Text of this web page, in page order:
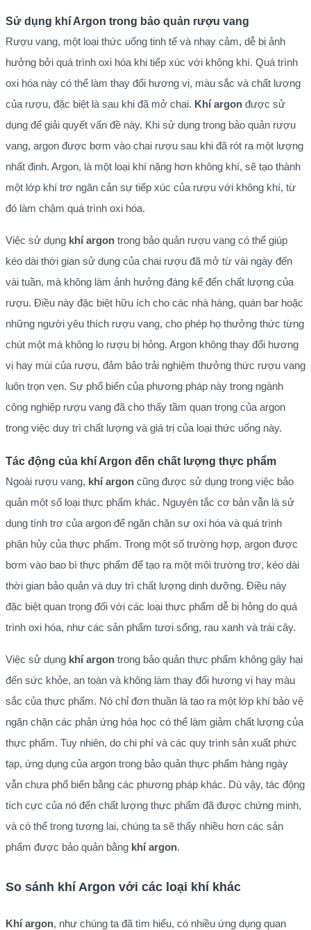
Sử dụng khí Argon trong bảo quản rượu vang
Rượu vang, một loại thức uống tinh tế và nhạy cảm, dễ bị ảnh
hưởng bởi quá trình oxi hóa khi tiếp xúc với không khí. Quá trình
oxi hóa này có thể làm thay đổi hương vị, màu sắc và chất lượng
của rượu, đặc biệt là sau khi đã mở chai. Khí argon được sử
dụng để giải quyết vấn đề này. Khi sử dụng trong bảo quản rượu
vang, argon được bơm vào chai rượu sau khi đã rót ra một lượng
nhất định. Argon, là một loại khí nặng hơn không khí, sẽ tạo thành
một lớp khí trơ ngăn cản sự tiếp xúc của rượu với không khí, từ
đó làm chậm quá trình oxi hóa.
Việc sử dụng khí argon trong bảo quản rượu vang có thể giúp
kéo dài thời gian sử dụng của chai rượu đã mở từ vài ngày đến
vài tuần, mà không làm ảnh hưởng đáng kể đến chất lượng của
rượu. Điều này đặc biệt hữu ích cho các nhà hàng, quán bar hoặc
những người yêu thích rượu vang, cho phép họ thưởng thức từng
chút một mà không lo rượu bị hỏng. Argon không thay đổi hương
vị hay mùi của rượu, đảm bảo trải nghiệm thưởng thức rượu vang
luôn trọn vẹn. Sự phổ biến của phương pháp này trong ngành
công nghiệp rượu vang đã cho thấy tầm quan trọng của argon
trong việc duy trì chất lượng và giá trị của loại thức uống này.
Tác động của khí Argon đến chất lượng thực phẩm
Ngoài rượu vang, khí argon cũng được sử dụng trong việc bảo
quản một số loại thực phẩm khác. Nguyên tắc cơ bản vẫn là sử
dụng tính trơ của argon để ngăn chặn sự oxi hóa và quá trình
phân hủy của thực phẩm. Trong một số trường hợp, argon được
bơm vào bao bì thực phẩm để tạo ra một môi trường trơ, kéo dài
thời gian bảo quản và duy trì chất lượng dinh dưỡng. Điều này
đặc biệt quan trọng đối với các loại thực phẩm dễ bị hỏng do quá
trình oxi hóa, như các sản phẩm tươi sống, rau xanh và trái cây.
Việc sử dụng khí argon trong bảo quản thực phẩm không gây hại
đến sức khỏe, an toàn và không làm thay đổi hương vị hay màu
sắc của thực phẩm. Nó chỉ đơn thuần là tạo ra một lớp khí bảo vệ
ngăn chặn các phản ứng hóa học có thể làm giảm chất lượng của
thực phẩm. Tuy nhiên, do chi phí và các quy trình sản xuất phức
tạp, ứng dụng của argon trong bảo quản thực phẩm hàng ngày
vẫn chưa phổ biến bằng các phương pháp khác. Dù vậy, tác động
tích cực của nó đến chất lượng thực phẩm đã được chứng minh,
và có thể trong tương lai, chúng ta sẽ thấy nhiều hơn các sản
phẩm được bảo quản bằng khí argon.
So sánh khí Argon với các loại khí khác
Khí argon, như chúng ta đã tìm hiểu, có nhiều ứng dụng quan